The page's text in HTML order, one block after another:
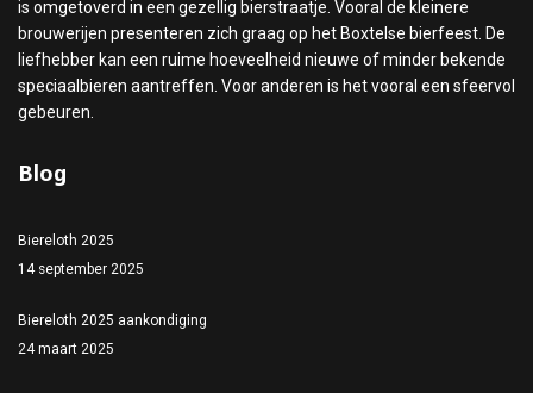
is omgetoverd in een gezellig bierstraatje. Vooral de kleinere
brouwerijen presenteren zich graag op het Boxtelse bierfeest. De
liefhebber kan een ruime hoeveelheid nieuwe of minder bekende
speciaalbieren aantreffen. Voor anderen is het vooral een sfeervol
gebeuren.
Blog
Biereloth 2025
14 september 2025
Biereloth 2025 aankondiging
24 maart 2025